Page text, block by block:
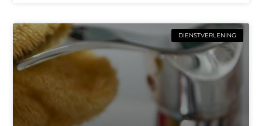
DIENSTVERLENING